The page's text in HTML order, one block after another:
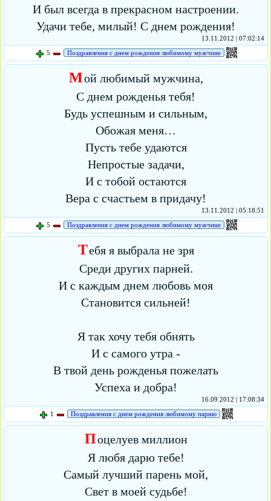
И был всегда в прекрасном настроении.
Удачи тебе, милый! С днем рождения!
13.11.2012 | 07:02:14
5
Поздравления с днем рождения любимому мужчине
Мой любимый мужчина,
С днем рожденья тебя!
Будь успешным и сильным,
Обожая меня…
Пусть тебе удаются
Непростые задачи,
И с тобой остаются
Вера с счастьем в придачу!
13.11.2012 | 05:18:51
5
Поздравления с днем рождения любимому мужчине
Тебя я выбрала не зря
Среди других парней.
И с каждым днем любовь моя
Становится сильней!
Я так хочу тебя обнять
И с самого утра -
В твой день рожденья пожелать
Успеха и добра!
16.09.2012 | 17:08:34
1
Поздравления с днем рождения любимому парню
Поцелуев миллион
Я любя дарю тебе!
Самый лучший парень мой,
Свет в моей судьбе!